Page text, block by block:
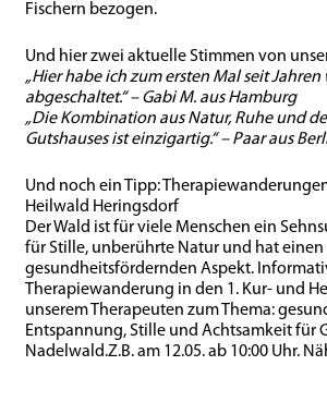
Fischern bezogen.
Und hier zwei aktuelle Stimmen von
„Hier habe ich zum ersten Mal seit
abgeschaltet.“ – Gabi M. aus Hamburg
„Die Kombination aus Natur, Ruhe und
Gutshauses ist einzigartig.“ – Paar aus
Und noch ein Tipp:
Heilwald Heringsdorf
Der Wald ist für viele Menschen ein
für Stille, unberührte Natur und hat einen
gesundheitsfördernden Aspekt.
Therapiewanderung in den 1. Kur- und
unserem Therapeuten zum Thema:
Entspannung, Stille und Achtsamkeit für
Nadelwald.Z.B. am 12.05. ab 10:00 Uhr.